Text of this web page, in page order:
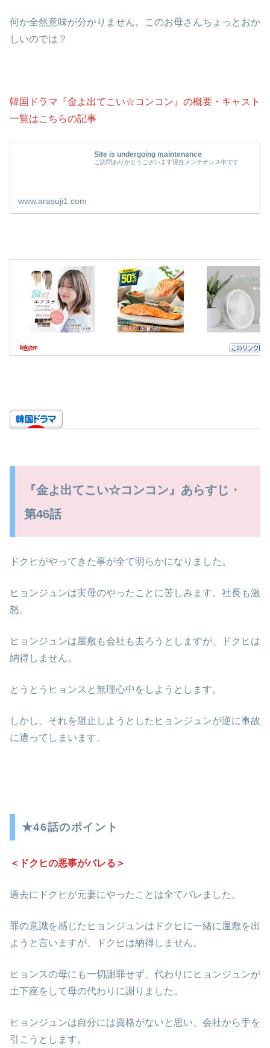
何か全然意味が分かりません。このお母さんちょっとおか
しいのでは？
韓国ドラマ『金よ出てこい☆コンコン』の概要・キャスト
一覧はこちらの記事
Site is undergoing maintenance
ご訪問ありがとうございます現在メンテナンス中です
www.arasuji1.com
『金よ出てこい☆コンコン』あらすじ・
第46話
ドクヒがやってきた事が全て明らかになりました。
ヒョンジュンは実母のやったことに苦しみます。社長も激
怒。
ヒョンジュンは屋敷も会社も去ろうとしますが、ドクヒは
納得しません。
とうとうヒョンスと無理心中をしようとします。
しかし、それを阻止しようとしたヒョンジュンが逆に事故
に遭ってしまいます。
★46話のポイント
＜ドクヒの悪事がバレる＞
過去にドクヒが元妻にやったことは全てバレました。
罪の意識を感じたヒョンジュンはドクヒに一緒に屋敷を出
ようと言いますが、ドクヒは納得しません。
ヒョンスの母にも一切謝罪せず、代わりにヒョンジュンが
土下座をして母の代わりに謝りました。
ヒョンジュンは自分には資格がないと思い、会社から手を
引こうとします。